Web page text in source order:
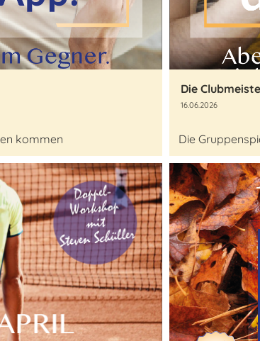
kommen
Die
16.06.2026
Die